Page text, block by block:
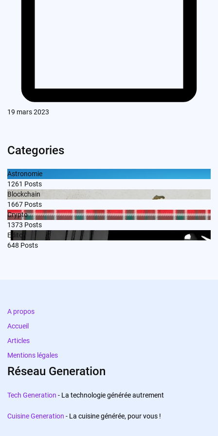
19 mars 2023
Categories
Astronomie
1261 Posts
Blockchain
1667 Posts
Crypto
1373 Posts
Edito
648 Posts
A propos
Accueil
Articles
Mentions légales
Réseau Generation
Tech Generation - La technologie générée autrement
Cuisine Generation - La cuisine générée, pour vous !